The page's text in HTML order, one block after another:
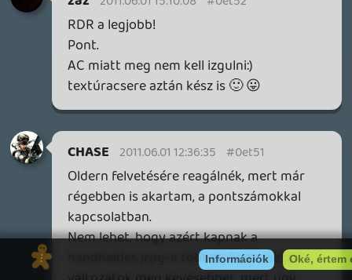
dreampage 2011.05.31 20:17:09
Szerettem volna, ha többet beszéltek az
E3-as várakozásokról, ki mit vár a három
konzolgyártótól, a multiplatform címektől,
stb. De így is jók voltak a témák.
A Skydriftet én nagyon várom, mert
szeretem a színes-szagos, ötletes
játékokat, ez pedig határozottan olyannak
tűnik. A Sine Mora is hasonló okokból
érdekel majd.
Várjuk hát az E3-at, utána mindenről
többet tudunk majd.